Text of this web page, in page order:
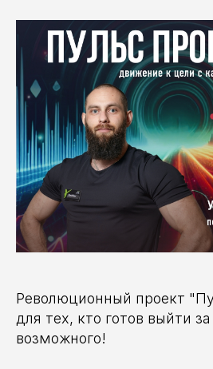
Революционный проект
для тех, кто готов выйти
возможного!